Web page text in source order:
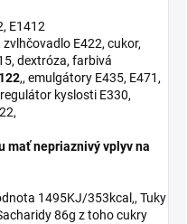
E1412
E422, cukor,
dextróza, farbivá
,, emulgátory E435, E471,
kyslosti E330,
mať nepriaznivý vplyv na
1495KJ/353kcal,, Tuky
86g z toho cukry